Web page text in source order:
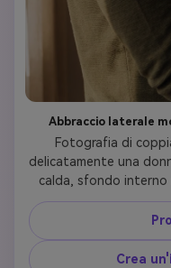
Abbraccio laterale
Fotografia di
delicatamente una
calda, sfondo interno
profondità di campo
e intima, stile
Crea